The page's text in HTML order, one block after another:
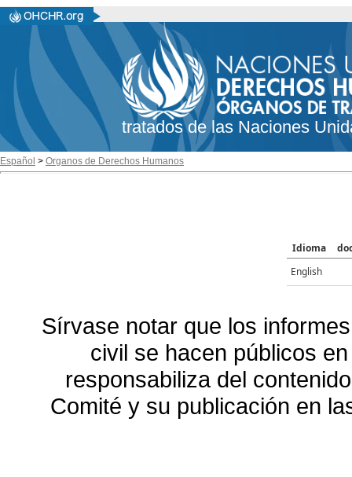
tratados de las Naciones
Español > Organos de Derechos Humanos
Idioma
English
Sírvase notar que los
civil se hacen públicos
responsabiliza del
Comité y su publicación en